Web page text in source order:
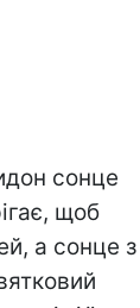
сонце
щоб
а сонце з